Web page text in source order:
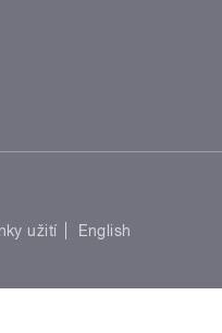
užití
English